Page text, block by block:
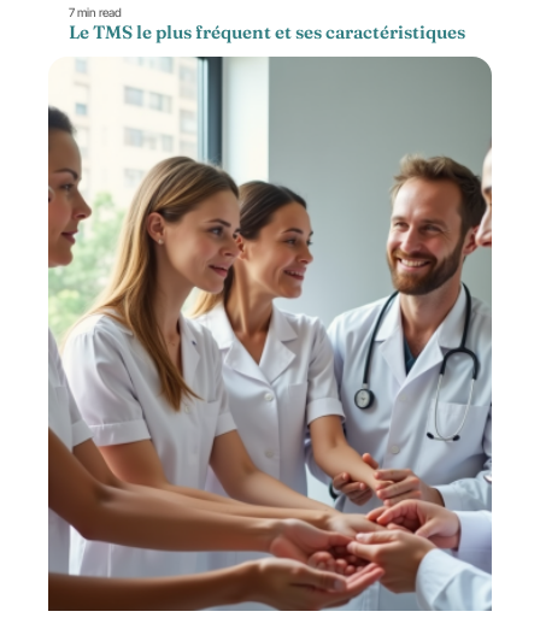
7 min read
Le TMS le plus fréquent et ses caractéristiques